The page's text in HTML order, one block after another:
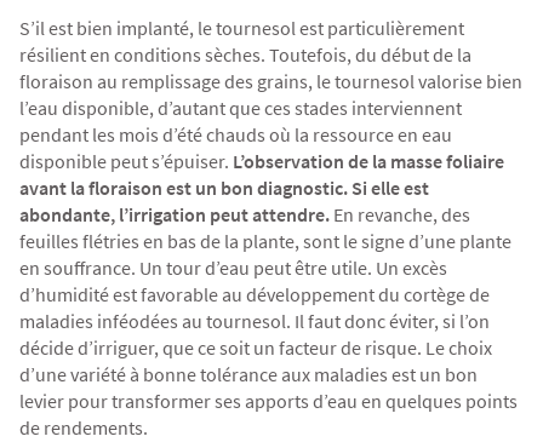
S’il est bien implanté, le tournesol est particulièrement
résilient en conditions sèches. Toutefois, du début de la
floraison au remplissage des grains, le tournesol valorise bien
l’eau disponible, d’autant que ces stades interviennent
pendant les mois d’été chauds où la ressource en eau
disponible peut s’épuiser. L’observation de la masse foliaire
avant la floraison est un bon diagnostic. Si elle est
abondante, l’irrigation peut attendre. En revanche, des
feuilles flétries en bas de la plante, sont le signe d’une plante
en souffrance. Un tour d’eau peut être utile. Un excès
d’humidité est favorable au développement du cortège de
maladies inféodées au tournesol. Il faut donc éviter, si l’on
décide d’irriguer, que ce soit un facteur de risque. Le choix
d’une variété à bonne tolérance aux maladies est un bon
levier pour transformer ses apports d’eau en quelques points
de rendements.